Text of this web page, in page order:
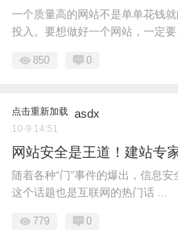
一个质量高的网站不是单单花钱
投入。要想做好一个网站，一定要
850 0
点击重新加载 asdx
10-9 14:51
网站安全是王道！建站专
随着各种“门”事件的爆出，信息
这个话题也是互联网的热门话 ...
779 0